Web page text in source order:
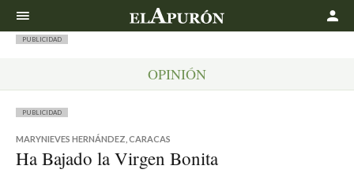
PUBLICIDAD
OPINIÓN
PUBLICIDAD
MARYNIEVES HERNÁNDEZ, CARACAS
Ha Bajado la Virgen Bonita